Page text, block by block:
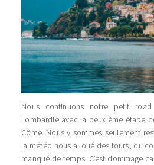
Nous continuons notre petit
Lombardie avec la deuxième étape
Côme. Nous y sommes seulement
la météo nous a joué des tours, du
manqué de temps. C’est dommage